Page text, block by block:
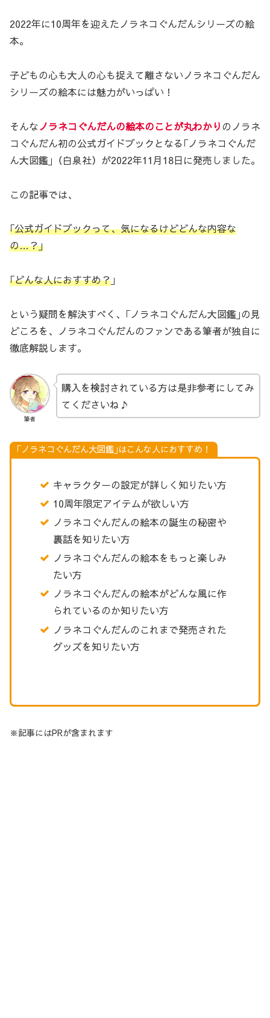
2022年に10周年を迎えたノラネコぐんだんシリーズの絵
本。
子どもの心も大人の心も捉えて離さないノラネコぐんだん
シリーズの絵本には魅力がいっぱい！
そんなノラネコぐんだんの絵本のことが丸わかり のノラネ
コぐんだん初の公式ガイドブックとなる｢ノラネコぐんだ
ん大図鑑｣（白泉社）が2022年11月18日に発売しました。
この記事では、
｢公式ガイドブックって、気になるけどどんな内容な
の…？｣
｢どんな人におすすめ？ ｣
という疑問を解決すべく、｢ノラネコぐんだん大図鑑｣の見
どころを、ノラネコぐんだんのファンである筆者が独自に
徹底解説します。
筆者
購入を検討されている方は是非参考にしてみ
てくださいね♪
｢ノラネコぐんだん大図鑑｣はこんな人におすすめ！
キャラクターの設定が詳しく知りたい方
10周年限定アイテムが欲しい方
ノラネコぐんだんの絵本の誕生の秘密や
裏話を知りたい方
ノラネコぐんだんの絵本をもっと楽しみ
たい方
ノラネコぐんだんの絵本がどんな風に作
られているのか知りたい方
ノラネコぐんだんのこれまで発売された
グッズを知りたい方
※記事にはPRが含まれます